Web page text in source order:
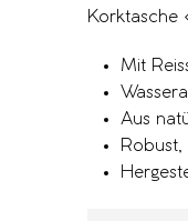
Korktasche
Mit
Aus